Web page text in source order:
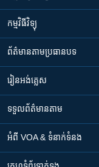
កម្មវិធី​វិទ្យុ
ព័ត៌មាន​តាមប្រធានបទ​
រៀន​​អង់គ្លេស
ទទួល​ព័ត៌មាន​តាម
អំពី​ VOA & ទំនាក់ទំនង